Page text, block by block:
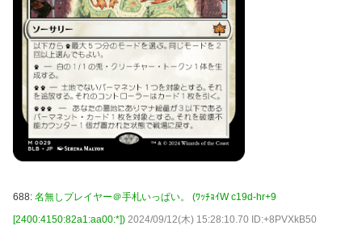
688: 名無しプレイヤー＠手札いっぱい。 (ﾜｯﾁｮｲW c19d-hr+9
[2400:4150:82a1:aa00:*]) 2024/09/12(木) 15:28:10.70 ID:+8PVXkB50